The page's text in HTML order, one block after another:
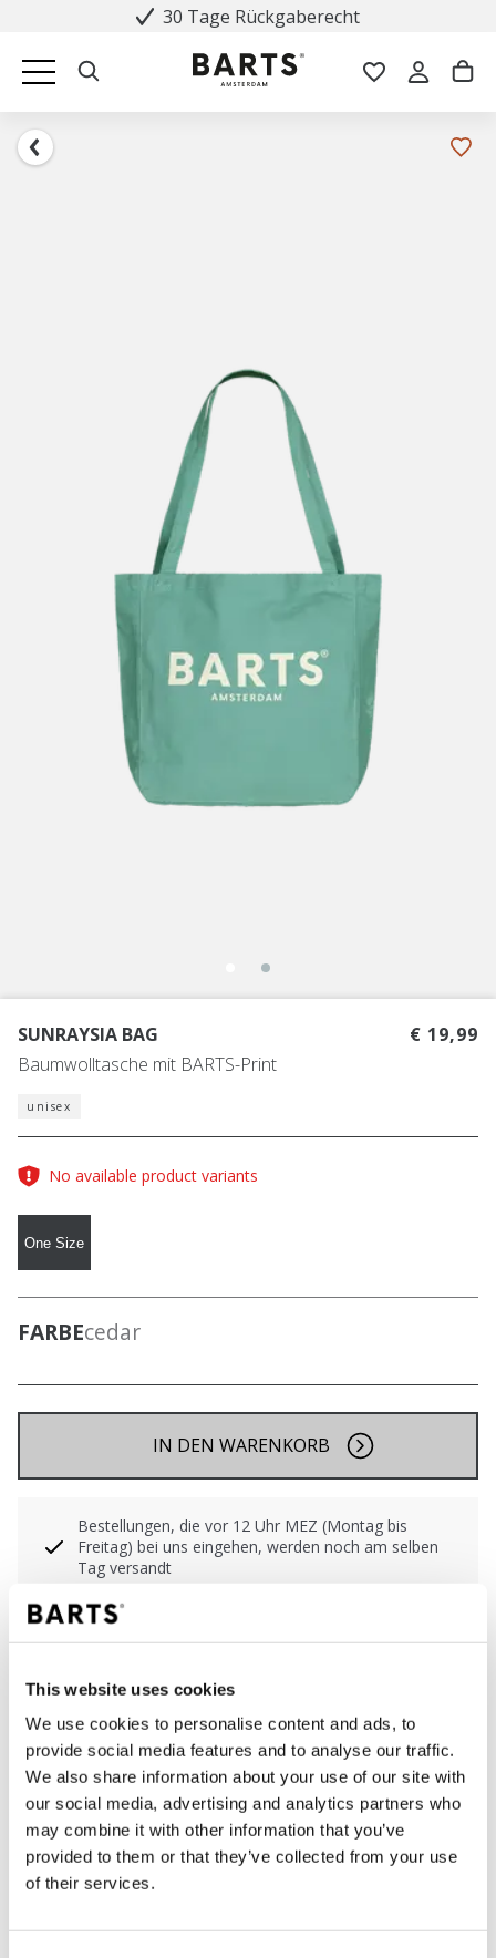
This website uses cookies
We use cookies to personalise content and ads, to
provide social media features and to analyse our traffic.
We also share information about your use of our site with
our social media, advertising and analytics partners who
may combine it with other information that you’ve
provided to them or that they’ve collected from your use
of their services.
30 Tage Rückgaberecht
SUNRAYSIA BAG
Baumwolltasche mit BARTS-Print
€ 19,99
unisex
No available product variants
One Size
FARBEcedar
IN DEN WARENKORB
Bestellungen, die vor 12 Uhr MEZ (Montag bis
Freitag) bei uns eingehen, werden noch am selben
Tag versandt
Kostenlose Lieferung für Bestellungen über 50€
innerhalb Deutschland
BESCHREIBUNG
Shopper-Tasche
100% Baumwolle
Verschluss mit Kordelzug
35 x 38 x 12 cm (Höhe x Breite x Tiefe)